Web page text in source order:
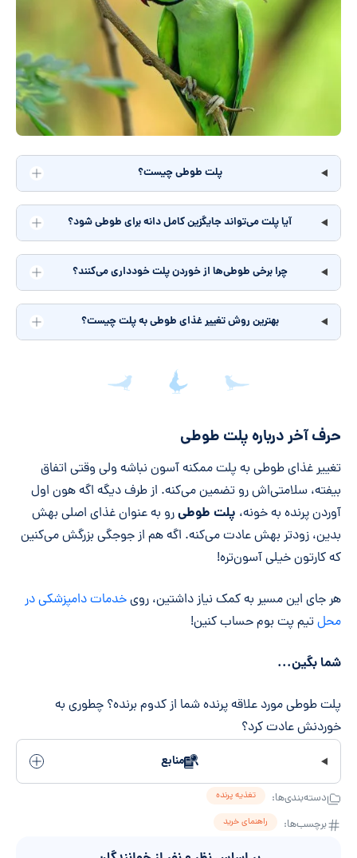
پلت طوطی چیست؟
آیا پلت می‌تواند جایگزین کامل دانه برای طوطی شود؟
چرا برخی طوطی‌ها از خوردن پلت خودداری می‌کنند؟
بهترین روش تغییر غذای طوطی به پلت چیست؟
حرف آخر درباره پلت طوطی
تغییر غذای طوطی به پلت ممکنه آسون نباشه ولی وقتی اتفاق
بیفته، سلامتی‌اش رو تضمین می‌کنه. از طرف دیگه اگه هون اول
آوردن پرنده به خونه، پلت طوطیرو به عنوان غذای اصلی بهش
بدین، زودتر بهش عادت می‌کنه. اگه هم از جوجگی بزرگش می‌کنین
که کارتون خیلی آسون‌تره!
هر جای این مسیر به کمک نیاز داشتین، رویخدمات دامپزشکی در
محلتیم پت بوم حساب کنین!
شما بگین...
پلت طوطی مورد علاقه پرنده شما از کدوم برنده؟ چطوری به
خوردنش عادت کرد؟
منابع
دسته‌بندی‌ها: تغذیه پرنده
برچسب‌ها: راهنمای خرید